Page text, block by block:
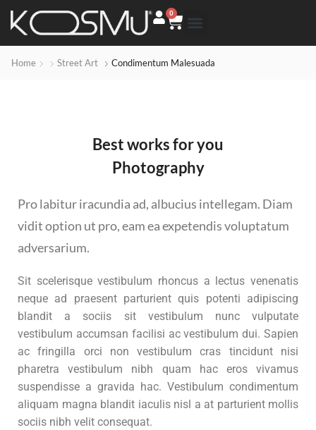
0
Home Street Art Condimentum Malesuada
Best works for you
Photography
Pro labitur iracundia ad, albucius intellegam. Diam
vidit option ut pro, eam ea expetendis voluptatum
adversarium.
Sit scelerisque vestibulum rhoncus a lectus venenatis
neque ad praesent parturient quis potenti adipiscing
blandit a sociis sit vestibulum nunc vulputate
vestibulum accumsan facilisi ac vestibulum dui. Sapien
ac fringilla orci non vestibulum cras tincidunt nisi
pharetra vestibulum nibh quam hac eros vivamus
suspendisse a gravida hac. Vestibulum condimentum
aliquam magna blandit iaculis nisl a at parturient mollis
sociis nibh velit consequat.